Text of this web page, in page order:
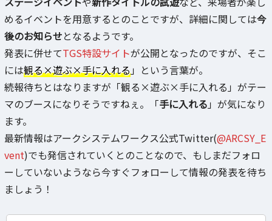
めるイベントを用意するとのことですが、詳細に関しては今
後のお知らせとなるようです。
発表に併せてTGS特設サイトが公開となったのですが、そこ
には観る×遊ぶ×手に入れる」という言葉が。
続報待ちとはなりますが「観る×遊ぶ×手に入れる」がテー
マのブースになりそうですねぇ。「手に入れる 」が気になり
ます。
最新情報はアークシステムワークス公式Twitter(@ARCSY_E
vent)でも発信されていくとのことなので、もしまだフォロ
ーしていないようなら今すぐフォローして情報の発表を待ち
ましょう！